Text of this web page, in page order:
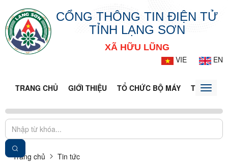
CỔNG THÔNG TIN ĐIỆN TỬ
TỈNH LẠNG SƠN
XÃ HỮU LŨNG
VIE
EN
TRANG CHỦ GIỚI THIỆU TỔ CHỨC BỘ MÁY TIN TỨC -
Toggle
Trang chủ Tin tức